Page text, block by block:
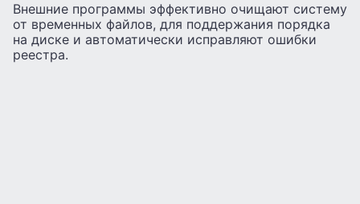
Внешние программы эффективно очищают систему
от временных файлов, для поддержания порядка
на диске и автоматически исправляют ошибки
реестра.